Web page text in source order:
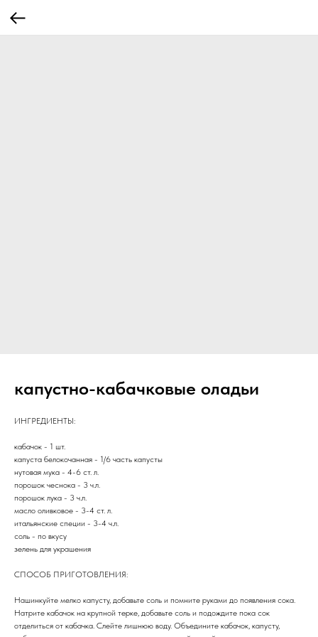
капустно-кабачковые оладьи
ИНГРЕДИЕНТЫ:
кабачок - 1 шт.
капуста белокочанная - 1/6 часть капусты
нутовая мука - 4-6 ст. л.
порошок чеснока - 3 ч.л.
порошок лука - 3 ч.л.
масло оливковое - 3-4 ст. л.
итальянские специи - 3-4 ч.л.
соль - по вкусу
зелень для украшения
СПОСОБ ПРИГОТОВЛЕНИЯ:
Нашинкуйте мелко капусту, добавьте соль и помните руками до появления сока.
Натрите кабачок на крупной терке, добавьте соль и подождите пока сок
отделиться от кабачка. Слейте лишнюю воду. Объедините кабачок, капусту,